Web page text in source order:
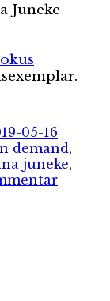
Juneke
05-16
demand,
juneke,
till